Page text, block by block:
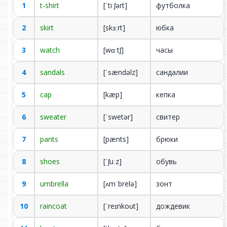
Outfit
00:00 00:00
1 t-shirt [ˈtiːʃərt] футболка
2 skirt [skɜːrt] юбка
3 watch [wɑːtʃ] часы
4 sandals [ˈsændəlz] сандалии
5 cap [kæp] кепка
6 sweater [ˈswetər] свитер
7 pants [pænts] брюки
8 shoes [ˈʃuːz] обувь
9 umbrella [ʌmˈbrelə] зонт
10 raincoat [ˈreɪnkoʊt] дождевик